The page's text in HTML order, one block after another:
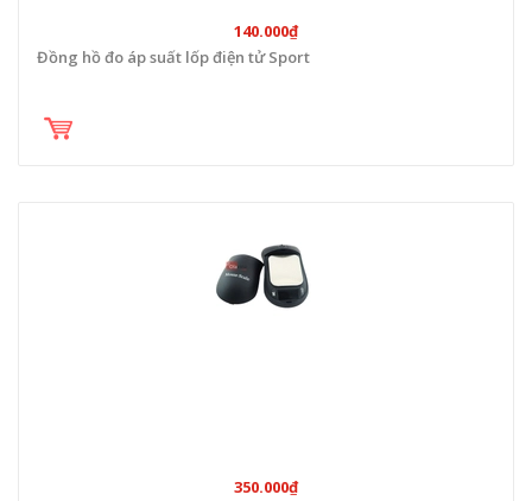
140.000₫
Đồng hồ đo áp suất lốp điện tử Sport
350.000₫